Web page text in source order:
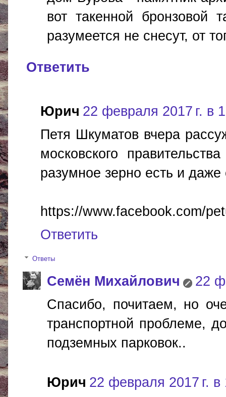
вот такенной бронзовой
разумеется не снесут, от
Ответить
Юрич 22 февраля 2017 г. в
Петя Шкуматов вчера
московского
разумное зерно есть и
https://www.facebook.com/
Ответить
Ответы
Cемён Михайлович
22
Спасибо, почитаем, но
транспортной проблеме,
подземных парковок..
Юрич 22 февраля 2017 г. в